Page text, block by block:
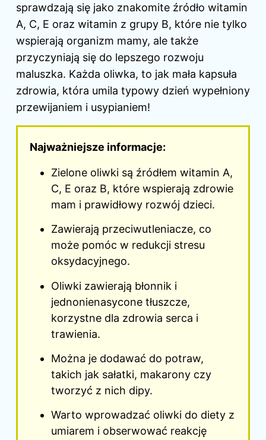
sprawdzają się jako znakomite źródło witamin
A, C, E oraz witamin z grupy B, które nie tylko
wspierają organizm mamy, ale także
przyczyniają się do lepszego rozwoju
maluszka. Każda oliwka, to jak mała kapsuła
zdrowia, która umila typowy dzień wypełniony
przewijaniem i usypianiem!
Najważniejsze informacje:
Zielone oliwki są źródłem witamin A,
C, E oraz B, które wspierają zdrowie
mam i prawidłowy rozwój dzieci.
Zawierają przeciwutleniacze, co
może pomóc w redukcji stresu
oksydacyjnego.
Oliwki zawierają błonnik i
jednonienasycone tłuszcze,
korzystne dla zdrowia serca i
trawienia.
Można je dodawać do potraw,
takich jak sałatki, makarony czy
tworzyć z nich dipy.
Warto wprowadzać oliwki do diety z
umiarem i obserwować reakcję